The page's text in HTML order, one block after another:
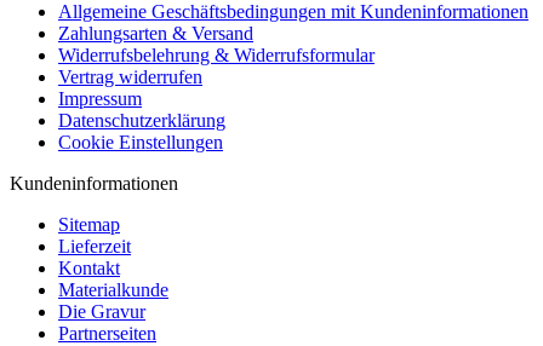
Allgemeine Geschäftsbedingungen mit Kundeninformationen
Zahlungsarten & Versand
Widerrufsbelehrung & Widerrufsformular
Vertrag widerrufen
Impressum
Datenschutzerklärung
Cookie Einstellungen
Kundeninformationen
Sitemap
Lieferzeit
Kontakt
Materialkunde
Die Gravur
Partnerseiten